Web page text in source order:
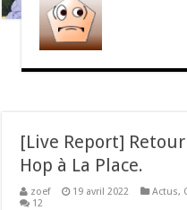
[Live Report]
Hop à La Place.
zoef 19 avril 2022 Actus,
12